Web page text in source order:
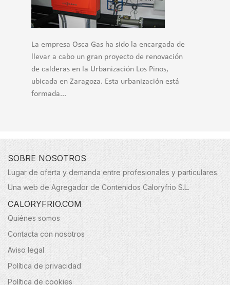
La empresa Osca Gas ha sido la encargada de
llevar a cabo un gran proyecto de renovación
de calderas en la Urbanización Los Pinos,
ubicada en Zaragoza. Esta urbanización está
formada...
SOBRE NOSOTROS
Lugar de oferta y demanda entre profesionales y particulares.
Una web de Agregador de Contenidos Caloryfrio S.L.
CALORYFRIO.COM
Quiénes somos
Contacta con nosotros
Aviso legal
Política de privacidad
Política de cookies